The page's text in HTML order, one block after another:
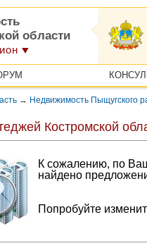
области
→ Недвижимость Пыщугского
Костромской
К сожалению, по
найдено
Попробуйте